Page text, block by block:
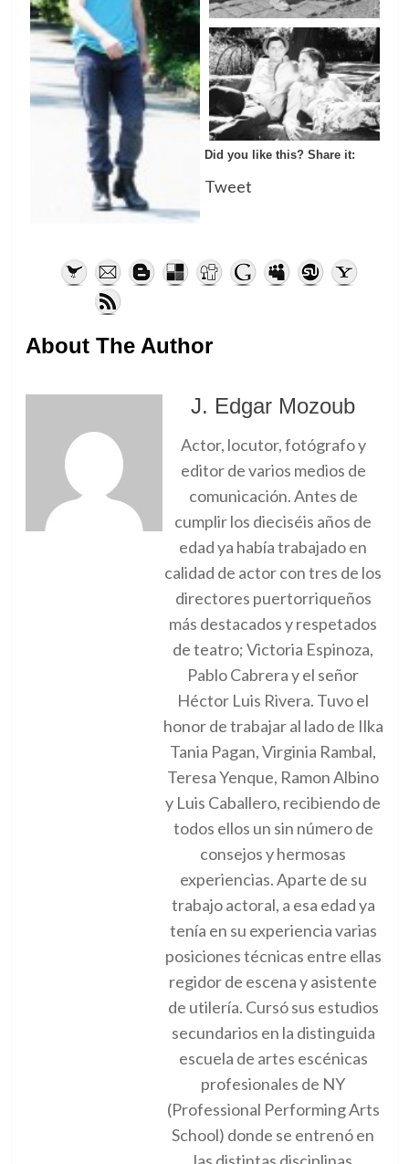
Did you like this? Share it:
Tweet
About The Author
J. Edgar Mozoub
Actor, locutor, fotógrafo y
editor de varios medios de
comunicación. Antes de
cumplir los dieciséis años de
edad ya había trabajado en
calidad de actor con tres de los
directores puertorriqueños
más destacados y respetados
de teatro; Victoria Espinoza,
Pablo Cabrera y el señor
Héctor Luis Rivera. Tuvo el
honor de trabajar al lado de Ilka
Tania Pagan, Virginia Rambal,
Teresa Yenque, Ramon Albino
y Luis Caballero, recibiendo de
todos ellos un sin número de
consejos y hermosas
experiencias. Aparte de su
trabajo actoral, a esa edad ya
tenía en su experiencia varias
posiciones técnicas entre ellas
regidor de escena y asistente
de utilería. Cursó sus estudios
secundarios en la distinguida
escuela de artes escénicas
profesionales de NY
(Professional Performing Arts
School) donde se entrenó en